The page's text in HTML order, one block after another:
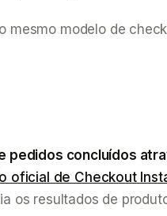
mesmo modelo de
pedidos concluídos
oficial de Checkout
os resultados de